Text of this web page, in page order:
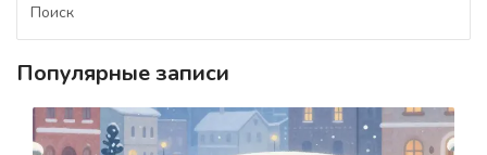
Популярные записи